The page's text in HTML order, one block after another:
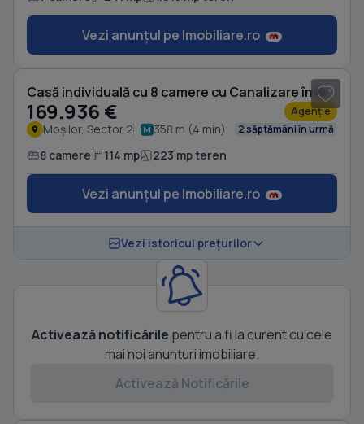
Vezi anunțul pe Imobiliare.ro
Casă individuală cu 8 camere cu Canalizare în Moșilor
169.936 € Agenție
Moșilor, Sector 2 358 m (4 min) 2 săptămâni în urmă
8 camere 114 mp 223 mp teren
Vezi anunțul pe Imobiliare.ro
Vezi istoricul prețurilor
Activează notificările pentru a fi la curent cu cele
mai noi anunțuri imobiliare.
Activează Notificările